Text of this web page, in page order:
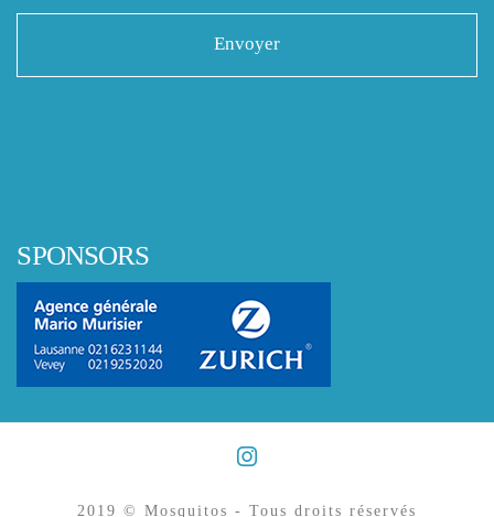
SPONSORS
2019 © Mosquitos - Tous droits réservés